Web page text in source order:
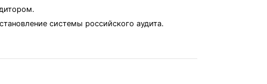
системы российского аудита.